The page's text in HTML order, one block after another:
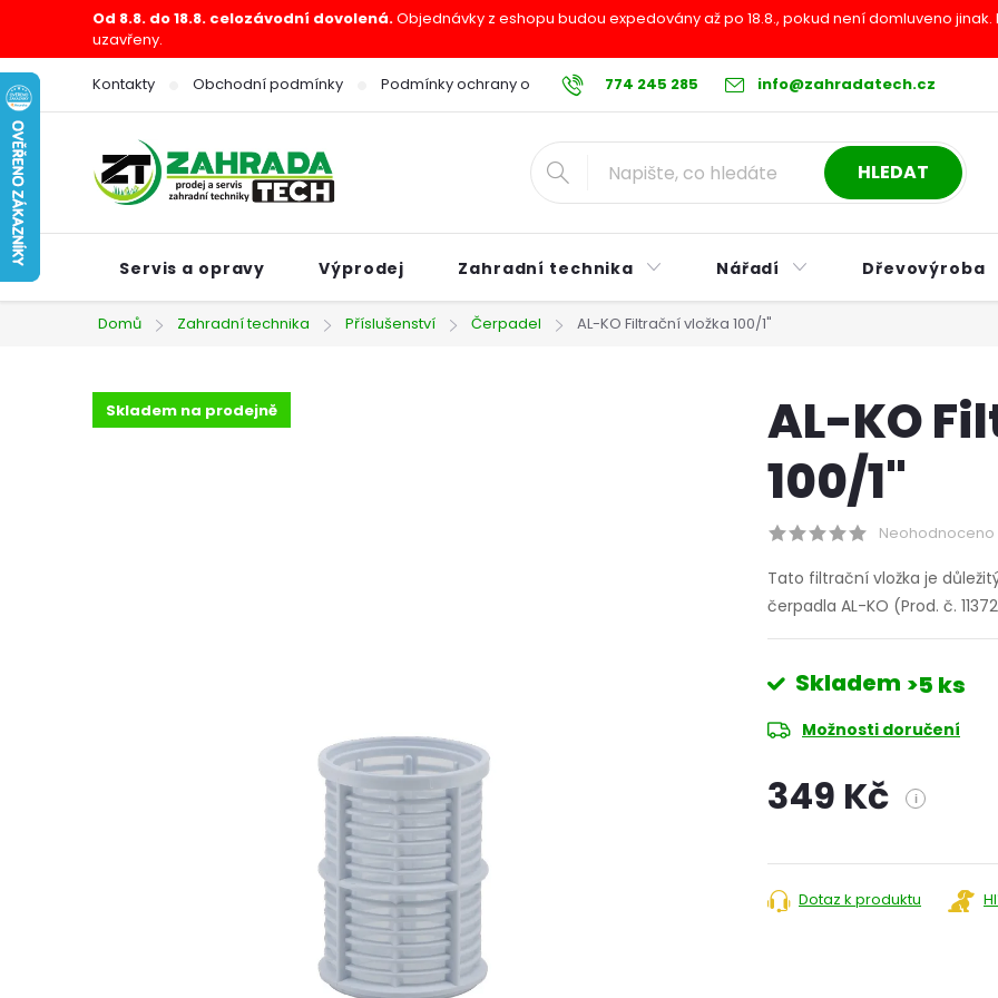
obsah
Od 8.8. do 18.8. celozávodní dovolená.Objednávky z eshopu budou expedovány až po 18.8., pokud není domluveno
uzavřeny.
774 245 285 info@zahradatech.cz
Kontakty Obchodní podmínky Podmínky ochrany osobních údajů Reklamační řád Postup při nákupu na
HLEDAT
Servis a opravy Výprodej Zahradní technika Nářadí Dřevovýroba
Domů Zahradní technika Příslušenství Čerpadel AL-KO Filtrační vložka 100/1"
Skladem na prodejně
AL-KO
100/1"
Neohodnoceno
Tato filtrační vložka je
čerpadla AL-KO (Prod. č.
Skladem >5 ks
Možnosti doručení
349 Kč i
Dotaz k produktu